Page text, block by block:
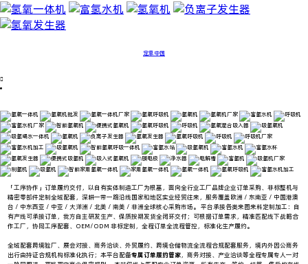
定单中国

「工序协作」订单履约交付，以自有实体制造工厂为根基，面向全行业工厂品牌企业订单采购、非标整机与
精密零部件定制全域配套，深耕一带一路沿线国家和地区实业经贸往来，服务覆盖欧洲 / 东南亚 / 中国港澳
台 / 中东西亚 / 中亚 / 大洋洲 / 北美 / 南美 / 非洲全球核心采购市场。 平台承接各类来图来料定制加工：自
有产线可承接订单，我方自主研发生产、保质按期发货全闭环交付；可根据订单需求，精准匹配线下战略合
作工厂，协同工序配套、OEM/ODM 非标定制，全程订单全流程管控，标准化生产履约。
全域配套跨境验厂、展会对接、商务洽谈、外贸履约、跨境仓储物流全流程合规配套服务，境内外因公商务
出行由持证合规机构标准化执行；本平台配备专属订单履约管家，商务对接、产业洽谈等全程专属专人一对